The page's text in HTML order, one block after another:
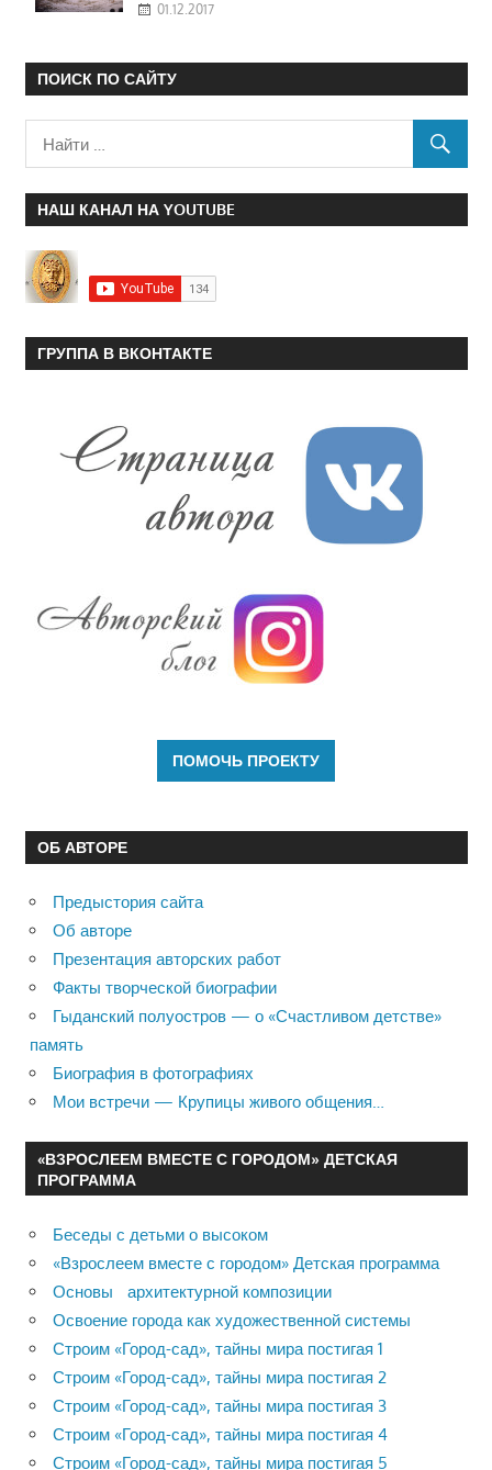
01.12.2017
ПОИСК ПО САЙТУ
НАШ КАНАЛ НА YOUTUBE
ГРУППА В ВКОНТАКТЕ
ОБ АВТОРЕ
Предыстория сайта
Об авторе
Презентация авторских работ
Факты творческой биографии
Гыданский полуостров — о «Счастливом детстве»
память
Биография в фотографиях
Мои встречи — Крупицы живого общения…
«ВЗРОСЛЕЕМ ВМЕСТЕ С ГОРОДОМ» ДЕТСКАЯ
ПРОГРАММА
Беседы с детьми о высоком
«Взрослеем вместе с городом» Детская программа
Основы архитектурной композиции
Освоение города как художественной системы
Строим «Город-сад», тайны мира постигая 1
Строим «Город-сад», тайны мира постигая 2
Строим «Город-сад», тайны мира постигая 3
Строим «Город-сад», тайны мира постигая 4
Строим «Город-сад», тайны мира постигая 5